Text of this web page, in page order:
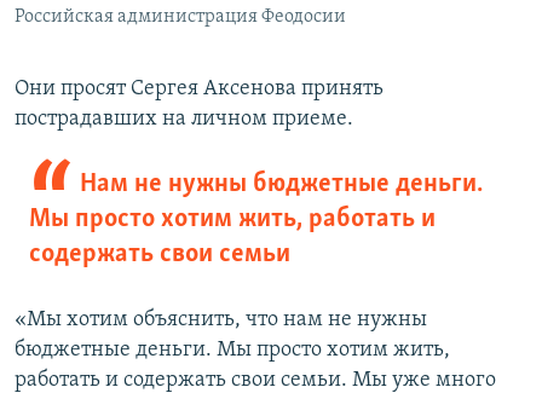
Российская администрация Феодосии
Они просят Сергея Аксенова принять
пострадавших на личном приеме.
Нам не нужны бюджетные деньги.
Мы просто хотим жить, работать и
содержать свои семьи
«Мы хотим объяснить, что нам не нужны
бюджетные деньги. Мы просто хотим жить,
работать и содержать свои семьи. Мы уже много